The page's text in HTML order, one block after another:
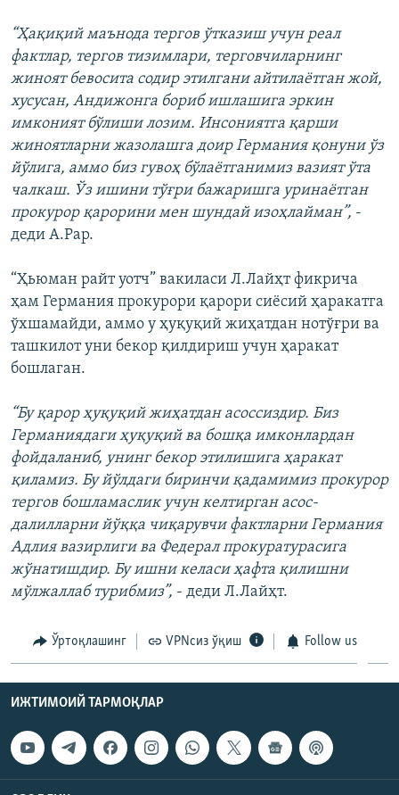
“Ҳақиқий маънода тергов ўтказиш учун реал
фактлар, тергов тизимлари, терговчиларнинг
жиноят бевосита содир этилгани айтилаëтган жой,
хусусан, Андижонга бориб ишлашига эркин
имконият бўлиши лозим. Инсониятга қарши
жиноятларни жазолашга доир Германия қонуни ўз
йўлига, аммо биз гувоҳ бўлаëтганимиз вазият ўта
чалкаш. Ўз ишини тўғри бажаришга уринаëтган
прокурор қарорини мен шундай изоҳлайман”, -
деди А.Рар.
“Ҳьюман райт уотч” вакиласи Л.Лайҳт фикрича
ҳам Германия прокурори қарори сиëсий ҳаракатга
ўхшамайди, аммо у ҳуқуқий жиҳатдан нотўғри ва
ташкилот уни бекор қилдириш учун ҳаракат
бошлаган.
“Бу қарор ҳуқуқий жиҳатдан асоссиздир. Биз
Германиядаги ҳуқуқий ва бошқа имконлардан
фойдаланиб, унинг бекор этилишига ҳаракат
қиламиз. Бу йўлдаги биринчи қадамимиз прокурор
тергов бошламаслик учун келтирган асос-
далилларни йўққа чиқарувчи фактларни Германия
Адлия вазирлиги ва Федерал прокуратурасига
жўнатишдир. Бу ишни келаси ҳафта қилишни
мўлжаллаб турибмиз”, - деди Л.Лайҳт.
Ўртоқлашинг VPNсиз ўқиш Follow us
ИЖТИМОИЙ ТАРМОҚЛАР